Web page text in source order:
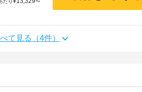
たり 〜
て見る（4件）